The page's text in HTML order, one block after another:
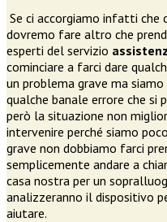
Se ci accorgiamo infatti che
dovremo fare altro che
esperti del servizio
cominciare a farci dare
un problema grave ma
qualche banale errore che si
però la situazione non
intervenire perché siamo
grave non dobbiamo farci
semplicemente andare a
casa nostra per un
analizzeranno il dispositivo
aiutare.